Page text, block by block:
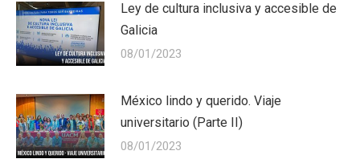
Ley de cultura inclusiva y accesible de
Galicia
08/01/2023
México lindo y querido. Viaje
universitario (Parte II)
08/01/2023